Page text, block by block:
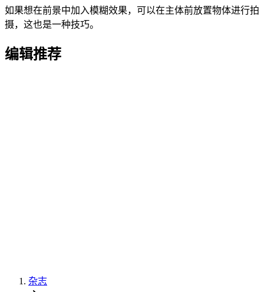
如果想在前景中加入模糊效果，可以在主体前放置物体进行拍
摄，这也是一种技巧。
编辑推荐
杂志